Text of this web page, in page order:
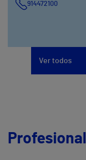
914472100
Ver todos